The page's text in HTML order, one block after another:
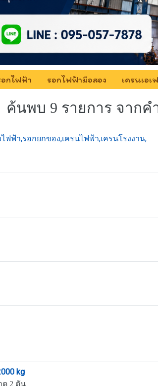
อกไฟฟ้า รอกไฟฟ้ามือสอง เครนเอ
ค้นพบ 9 รายการ จากค
ฟ้า,รอกยกของ,เครนไฟฟ้า,เครนโรงงาน,
kg
ด 2 ตัน